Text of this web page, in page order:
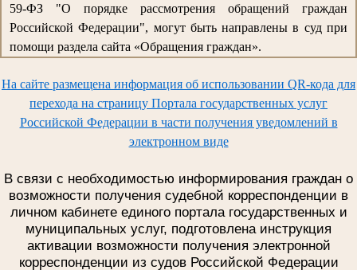
59-ФЗ "О порядке рассмотрения обращений граждан
Российской Федерации", могут быть направлены в суд при
помощи раздела сайта «Обращения граждан».
На сайте размещена информация об использовании QR-кода для
перехода на страницу Портала государственных услуг
Российской Федерации в части получения уведомлений в
электронном виде
В связи с необходимостью информирования граждан о
возможности получения судебной корреспонденции в
личном кабинете единого портала государственных и
муниципальных услуг, подготовлена инструкция
активации возможности получения электронной
корреспонденции из судов Российской Федерации